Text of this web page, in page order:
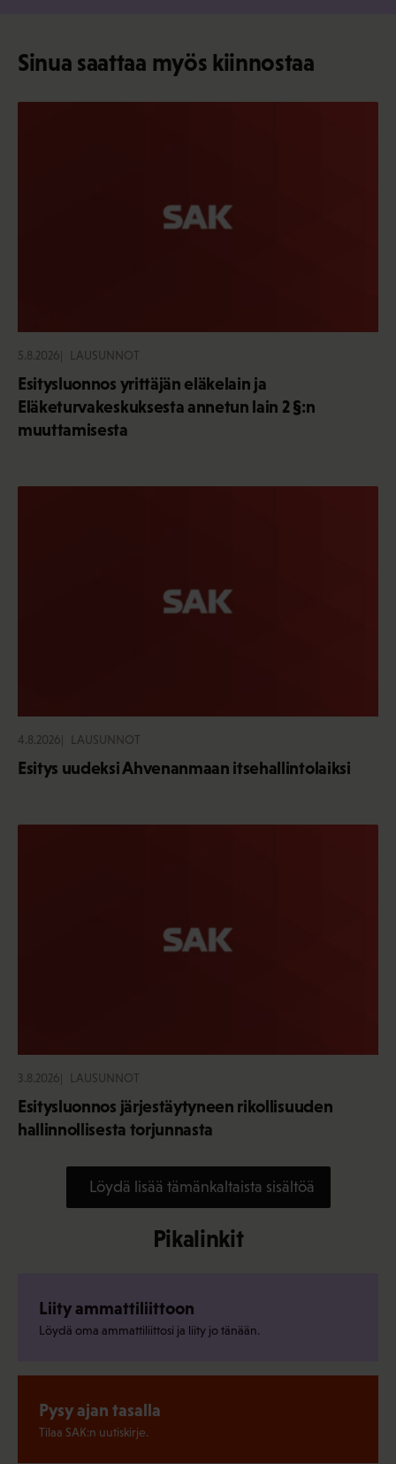
Sinua saattaa myös kiinnostaa
5.8.2026 LAUSUNNOT
Esitysluonnos yrittäjän eläkelain ja
Eläketurvakeskuksesta annetun lain 2 §:n
muuttamisesta
4.8.2026 LAUSUNNOT
Esitys uudeksi Ahvenanmaan itsehallintolaiksi
3.8.2026 LAUSUNNOT
Esitysluonnos järjestäytyneen rikollisuuden
hallinnollisesta torjunnasta
Löydä lisää tämänkaltaista sisältöä
Pikalinkit
Liity ammattiliittoon
Löydä oma ammattiliittosi ja liity jo tänään.
Pysy ajan tasalla
Tilaa SAK:n uutiskirje.